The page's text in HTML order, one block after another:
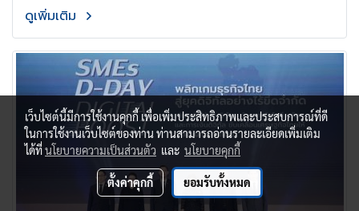
ดูเพิ่มเติม
เว็บไซต์นี้มีการใช้งานคุกกี้ เพื่อเพิ่มประสิทธิภาพและประสบการณ์ที่ดี
ในการใช้งานเว็บไซต์ของท่าน ท่านสามารถอ่านรายละเอียดเพิ่มเติม
ได้ที่นโยบายความเป็นส่วนตัว และ นโยบายคุกกี้
ตั้งค่าคุกกี้ ยอมรับทั้งหมด